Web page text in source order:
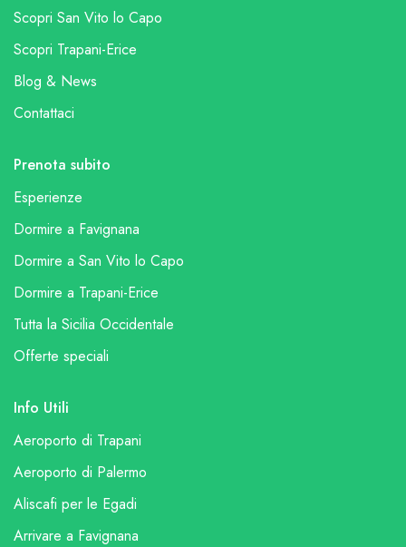
Scopri San Vito lo Capo
Scopri Trapani-Erice
Blog & News
Contattaci
Prenota subito
Esperienze
Dormire a Favignana
Dormire a San Vito lo Capo
Dormire a Trapani-Erice
Tutta la Sicilia Occidentale
Offerte speciali
Info Utili
Aeroporto di Trapani
Aeroporto di Palermo
Aliscafi per le Egadi
Arrivare a Favignana